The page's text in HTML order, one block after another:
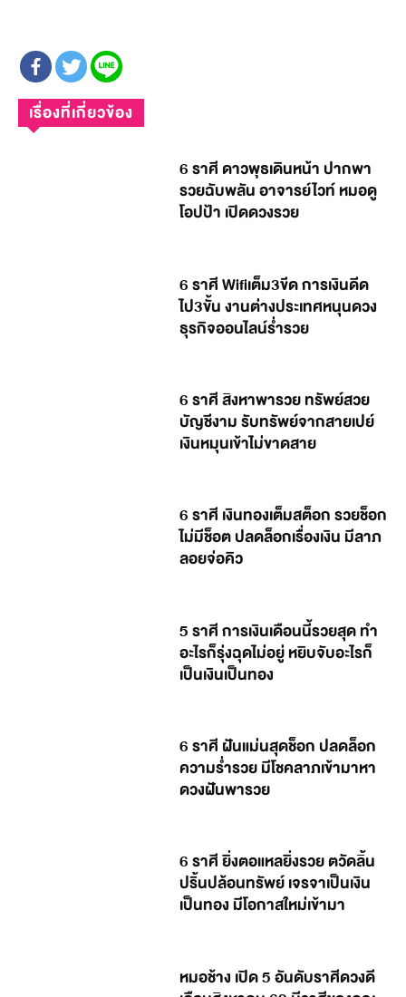
เรื่องที่เกี่ยวข้อง
6 ราศี ดาวพุธเดินหน้า ปากพา
รวยฉับพลัน อาจารย์ไวท์ หมอดู
โอปป้า เปิดดวงรวย
6 ราศี Wifiเต็ม3ขีด การเงินดีด
ไป3ขั้น งานต่างประเทศหนุนดวง
ธุรกิจออนไลน์ร่ำรวย
6 ราศี สิงหาพารวย ทรัพย์สวย
บัญชีงาม รับทรัพย์จากสายเปย์
เงินหมุนเข้าไม่ขาดสาย
6 ราศี เงินทองเต็มสต็อก รวยช็อก
ไม่มีช็อต ปลดล็อกเรื่องเงิน มีลาภ
ลอยจ่อคิว
5 ราศี การเงินเดือนนี้รวยสุด ทำ
อะไรก็รุ่งฉุดไม่อยู่ หยิบจับอะไรก็
เป็นเงินเป็นทอง
6 ราศี ฝันแม่นสุดช็อก ปลดล็อก
ความร่ำรวย มีโชคลาภเข้ามาหา
ดวงฝันพารวย
6 ราศี ยิ่งตอแหลยิ่งรวย ตวัดลิ้น
ปริ้นปล้อนทรัพย์ เจรจาเป็นเงิน
เป็นทอง มีโอกาสใหม่เข้ามา
หมอช้าง เปิด 5 อันดับราศีดวงดี